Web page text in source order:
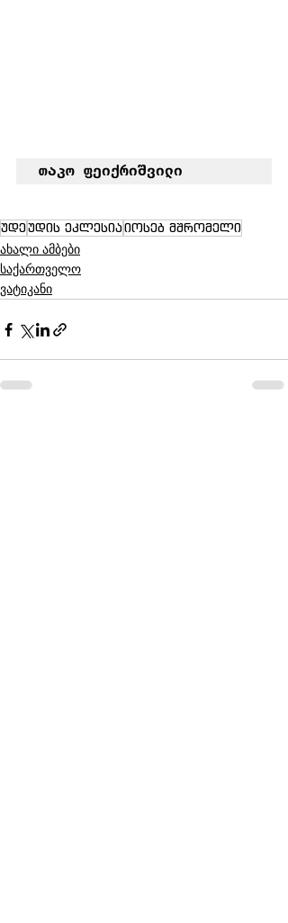
თაკო ფეიქრიშვილი
უდეუდის ეკლესიაიოსებ მშრომელი
ახალი ამბები
საქართველო
ვატიკანი